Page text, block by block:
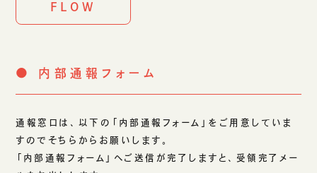
FLOW
● 内部通報フォーム
通報窓口は、以下の「内部通報フォーム」をご用意していま
すのでそちらからお願いします。
「内部通報フォーム」へご送信が完了しますと、受領完了メー